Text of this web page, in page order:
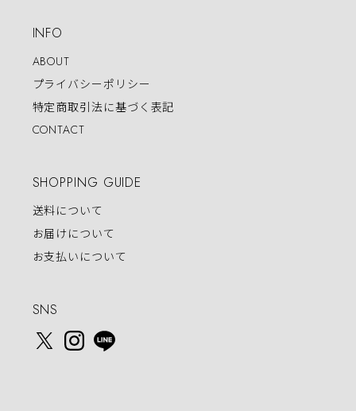
INFO
ABOUT
プライバシーポリシー
特定商取引法に基づく表記
CONTACT
SHOPPING GUIDE
送料について
お届けについて
お支払いについて
SNS